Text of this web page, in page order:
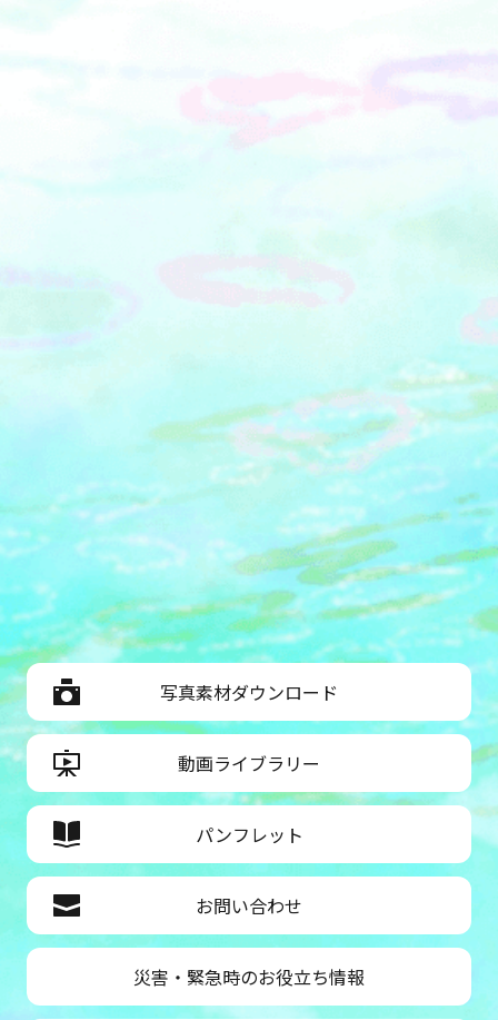
写真素材ダウンロード
動画ライブラリー
パンフレット
お問い合わせ
災害・緊急時のお役立ち情報